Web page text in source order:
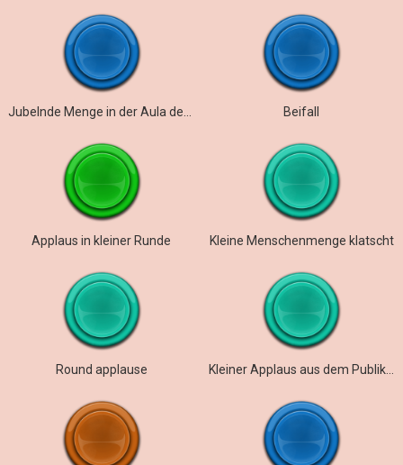
Beifall
Applaus in kleiner Runde Kleine Menschenmenge klatscht
Round applause Kleiner Applaus aus dem Publikum (selbst aufgenommen)